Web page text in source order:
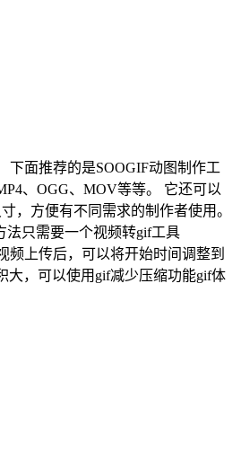
下面推荐的是SOOGIF动图制作工
、OGG、MOV等等。 它还可以
，方便有不同需求的制作者使用。
法只需要一个视频转gif工具
频上传后，可以将开始时间调整到
大，可以使用gif减少压缩功能gif体